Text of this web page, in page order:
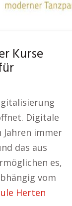
Kurse
Digitale
Jahren immer
das aus
es,
vom
Herten